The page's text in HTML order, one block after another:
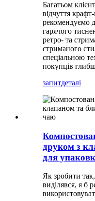
Багатьом
відчуття
рекомендуємо
гарячого
ретро- та
стриманого
спеціальною
покупців
запитдеталі
друком з
для
Як зробити
виділявся, я б